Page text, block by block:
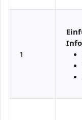
1